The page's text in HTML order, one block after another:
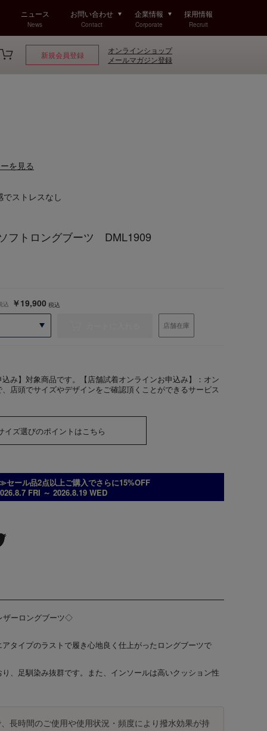
ニュース
News
お問い合わせ
Contact
企業情報
Corporate
採用情報
Recruit
新規会員登録
オンラインショップ
メールマガジン登録
を見る
ストレスなし
フトロングブーツ DML1909
￥19,900 税込
込
店舗在庫
ザーロングブーツ◇
タイプのラストで履き心地良く仕上がったロングブーツで
、足馴染み抜群です。また、インソールは高いクッション性
長時間のご使用や使用状況・頻度により撥水効果が持
み】対象商品です。【店舗試着オンラインお申込み】：オン
店頭でサイズやデザインをご確認頂くことができるサービス
イズ選びのポイントはこちら
ール品2点以上ご購入でさらに15%OFF
FRI ～ 2026.8.19 WED